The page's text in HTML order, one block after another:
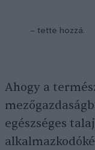
– tette hozzá.
Ahogy a
egészséges